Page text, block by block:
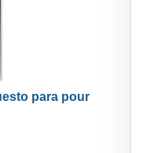
para pour